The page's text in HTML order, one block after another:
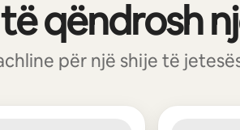
qëndrosh
për një shije të